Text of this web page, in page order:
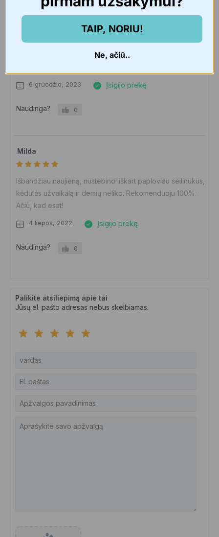
6 gruodžio, 2023 Įsigijo prekę
Naudinga? 0
Milda
Išbandžiau naujieną, nustebino! iškart paploviau seilinukus,
kėdutės užvalkalą ir demių neliko. Rekomenduoju 100%.
Ačiū, kad esat!
4 liepos, 2022 Įsigijo prekę
Naudinga? 0
Palikite atsiliepimą apie tai
Jūsų el. pašto adresas nebus skelbiamas.
TAIP, NORIU!
Ne, ačiū..